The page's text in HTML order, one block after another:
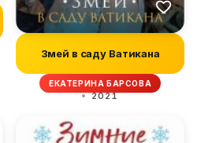
Змей в саду Ватикана
ЕКАТЕРИНА БАРСОВА
2021